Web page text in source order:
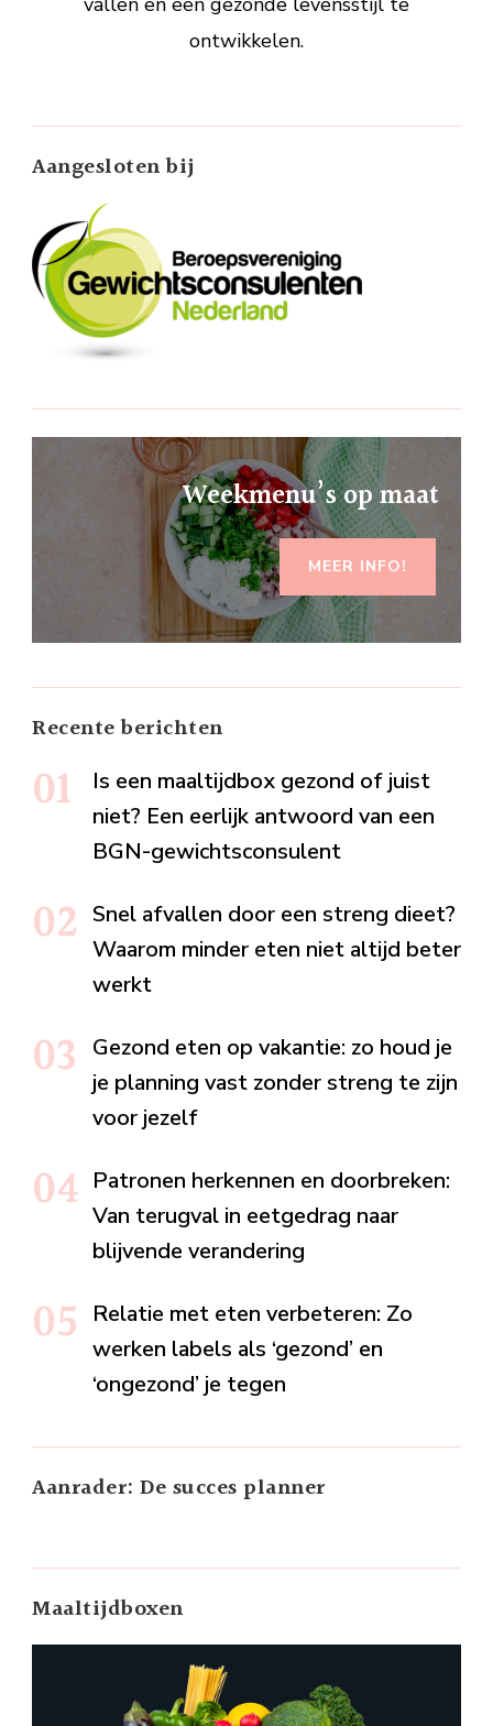
ontwikkelen.
Aangesloten bij
Weekmenu’s op maat
MEER INFO!
Recente berichten
Is een maaltijdbox gezond of juist
niet? Een eerlijk antwoord van een
BGN-gewichtsconsulent
Snel afvallen door een streng dieet?
Waarom minder eten niet altijd beter
werkt
Gezond eten op vakantie: zo houd je
je planning vast zonder streng te zijn
voor jezelf
Patronen herkennen en doorbreken:
Van terugval in eetgedrag naar
blijvende verandering
Relatie met eten verbeteren: Zo
werken labels als ‘gezond’ en
‘ongezond’ je tegen
Aanrader: De succes planner
Maaltijdboxen